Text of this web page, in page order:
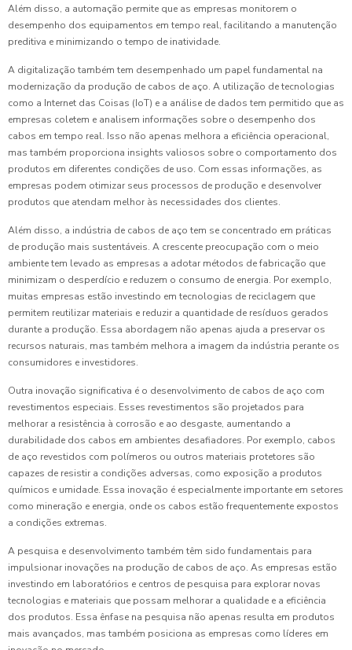
Além disso, a automação permite que as empresas monitorem o
desempenho dos equipamentos em tempo real, facilitando a manutenção
preditiva e minimizando o tempo de inatividade.
A digitalização também tem desempenhado um papel fundamental na
modernização da produção de cabos de aço. A utilização de tecnologias
como a Internet das Coisas (IoT) e a análise de dados tem permitido que as
empresas coletem e analisem informações sobre o desempenho dos
cabos em tempo real. Isso não apenas melhora a eficiência operacional,
mas também proporciona insights valiosos sobre o comportamento dos
produtos em diferentes condições de uso. Com essas informações, as
empresas podem otimizar seus processos de produção e desenvolver
produtos que atendam melhor às necessidades dos clientes.
Além disso, a indústria de cabos de aço tem se concentrado em práticas
de produção mais sustentáveis. A crescente preocupação com o meio
ambiente tem levado as empresas a adotar métodos de fabricação que
minimizam o desperdício e reduzem o consumo de energia. Por exemplo,
muitas empresas estão investindo em tecnologias de reciclagem que
permitem reutilizar materiais e reduzir a quantidade de resíduos gerados
durante a produção. Essa abordagem não apenas ajuda a preservar os
recursos naturais, mas também melhora a imagem da indústria perante os
consumidores e investidores.
Outra inovação significativa é o desenvolvimento de cabos de aço com
revestimentos especiais. Esses revestimentos são projetados para
melhorar a resistência à corrosão e ao desgaste, aumentando a
durabilidade dos cabos em ambientes desafiadores. Por exemplo, cabos
de aço revestidos com polímeros ou outros materiais protetores são
capazes de resistir a condições adversas, como exposição a produtos
químicos e umidade. Essa inovação é especialmente importante em setores
como mineração e energia, onde os cabos estão frequentemente expostos
a condições extremas.
A pesquisa e desenvolvimento também têm sido fundamentais para
impulsionar inovações na produção de cabos de aço. As empresas estão
investindo em laboratórios e centros de pesquisa para explorar novas
tecnologias e materiais que possam melhorar a qualidade e a eficiência
dos produtos. Essa ênfase na pesquisa não apenas resulta em produtos
mais avançados, mas também posiciona as empresas como líderes em